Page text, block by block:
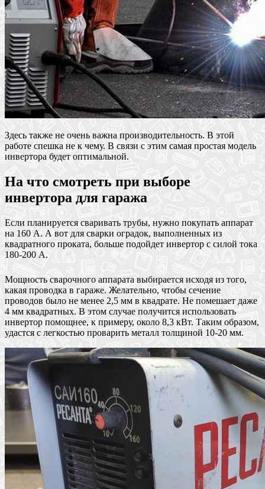
Здесь также не очень важна производительность. В этой
работе спешка не к чему. В связи с этим самая простая модель
инвертора будет оптимальной.
На что смотреть при выборе
инвертора для гаража
Если планируется сваривать трубы, нужно покупать аппарат
на 160 А. А вот для сварки оградок, выполненных из
квадратного проката, больше подойдет инвертор с силой тока
180-200 А.
Мощность сварочного аппарата выбирается исходя из того,
какая проводка в гараже. Желательно, чтобы сечение
проводов было не менее 2,5 мм в квадрате. Не помешает даже
4 мм квадратных. В этом случае получится использовать
инвертор помощнее, к примеру, около 8,3 кВт. Таким образом,
удастся с легкостью проварить металл толщиной 10-20 мм.